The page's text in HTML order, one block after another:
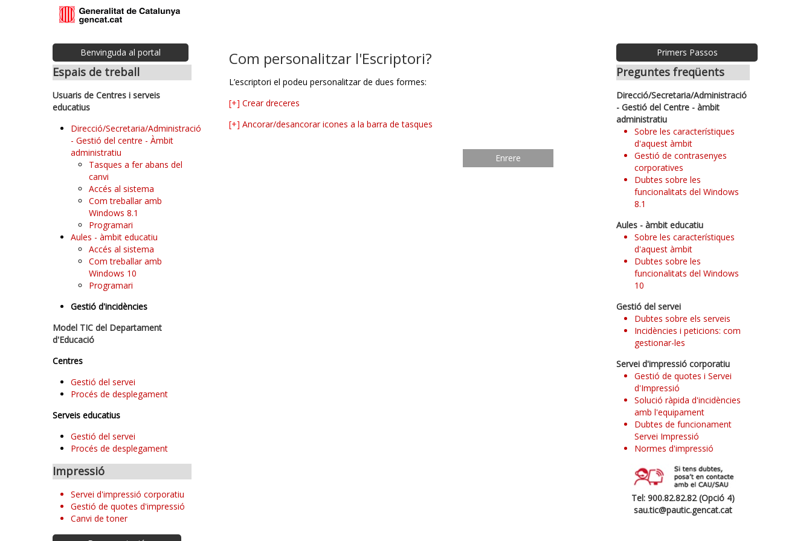
Benvinguda al portal
Espais de treball
Usuaris de Centres i serveis
educatius
Direcció/Secretaria/Administració
- Gestió del centre - Àmbit
administratiu
Tasques a fer abans del
canvi
Accés al sistema
Com treballar amb
Windows 8.1
Programari
Aules - àmbit educatiu
Accés al sistema
Com treballar amb
Windows 10
Programari
Gestió d'incidències
Model TIC del Departament
d'Educació
Centres
Gestió del servei
Procés de desplegament
Serveis educatius
Gestió del servei
Procés de desplegament
Impressió
Servei d'impressió corporatiu
Gestió de quotes d'impressió
Canvi de toner
Com personalitzar l'Escriptori?
L’escriptori el podeu personalitzar de dues formes:
[+] Crear dreceres
[+] Ancorar/desancorar icones a la barra de tasques
Enrere
Primers Passos
Preguntes freqüents
Direcció/Secretaria/Administració
- Gestió del Centre - àmbit
administratiu
Sobre les característiques
d'aquest àmbit
Gestió de contrasenyes
corporatives
Dubtes sobre les
funcionalitats del Windows
8.1
Aules - àmbit educatiu
Sobre les característiques
d'aquest àmbit
Dubtes sobre les
funcionalitats del Windows
10
Gestió del servei
Dubtes sobre els serveis
Incidències i peticions: com
gestionar-les
Servei d'impressió corporatiu
Gestió de quotes i Servei
d'Impressió
Solució ràpida d'incidències
amb l'equipament
Dubtes de funcionament
Servei Impressió
Normes d'impressió
Tel: 900.82.82.82 (Opció 4)
sau.tic@pautic.gencat.cat